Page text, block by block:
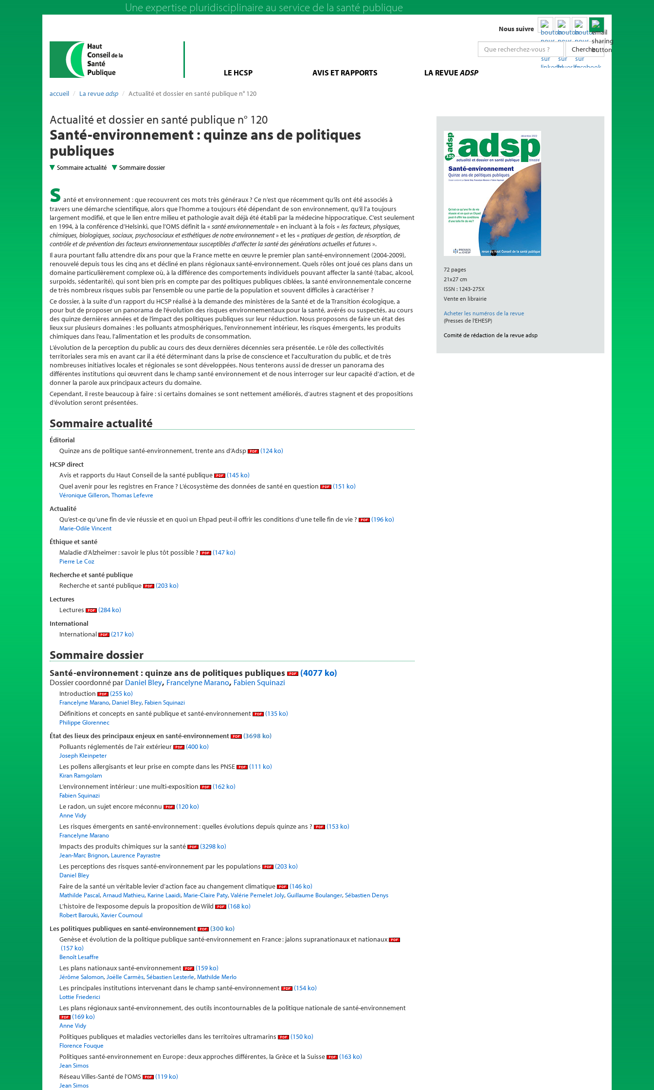
Une expertise pluridisciplinaire au service de la santé publique
Nous suivre
Chercher
LE HCSP AVIS ET RAPPORTS LA REVUEADSP
accueil La revueadsp Actualité et dossier en santé publique n° 120
Actualité et dossier en santé publique n° 120
Santé-environnement : quinze ans de politiques
publiques
Sommaire actualité Sommaire dossier
S anté et environnement : que recouvrent ces mots très généraux ? Ce n’est que récemment qu’ils ont été associés à
travers une démarche scientifique, alors que l’homme a toujours été dépendant de son environnement, qu’il l’a toujours
largement modifié, et que le lien entre milieu et pathologie avait déjà été établi par la médecine hippocratique. C’est seulement
en 1994, à la conférence d’Helsinki, que l’OMS définit la «santé environnementale» en incluant à la fois «les facteurs, physiques,
chimiques, biologiques, sociaux, psychosociaux et esthétiques de notre environnement» et les «pratiques de gestion, de résorption, de
contrôle et de prévention des facteurs environnementaux susceptibles d’affecter la santé des générations actuelles et futures».
Il aura pourtant fallu attendre dix ans pour que la France mette en œuvre le premier plan santé-environnement (2004-2009),
renouvelé depuis tous les cinq ans et décliné en plans régionaux santé-environnement. Quels rôles ont joué ces plans dans un
domaine particulièrement complexe où, à la différence des comportements individuels pouvant affecter la santé (tabac, alcool,
surpoids, sédentarité), qui sont bien pris en compte par des politiques publiques ciblées, la santé environnementale concerne
de très nombreux risques subis par l’ensemble ou une partie de la population et souvent difficiles à caractériser ?
Ce dossier, à la suite d’un rapport du HCSP réalisé à la demande des ministères de la Santé et de la Transition écologique, a
pour but de proposer un panorama de l’évolution des risques environnementaux pour la santé, avérés ou suspectés, au cours
des quinze dernières années et de l’impact des politiques publiques sur leur réduction. Nous proposons de faire un état des
lieux sur plusieurs domaines : les polluants atmosphériques, l’environnement intérieur, les risques émergents, les produits
chimiques dans l’eau, l’alimentation et les produits de consommation.
L’évolution de la perception du public au cours des deux dernières décennies sera présentée. Le rôle des collectivités
territoriales sera mis en avant car il a été déterminant dans la prise de conscience et l’acculturation du public, et de très
nombreuses initiatives locales et régionales se sont développées. Nous tenterons aussi de dresser un panorama des
différentes institutions qui œuvrent dans le champ santé environnement et de nous interroger sur leur capacité d’action, et de
donner la parole aux principaux acteurs du domaine.
Cependant, il reste beaucoup à faire : si certains domaines se sont nettement améliorés, d’autres stagnent et des propositions
d’évolution seront présentées.
Sommaire actualité
Éditorial
Quinze ans de politique santé-environnement, trente ans d’Adsp
(124 ko)
HCSP direct
Avis et rapports du Haut Conseil de la santé publique
(145 ko)
Quel avenir pour les registres en France ? L’écosystème des données de santé en question
(151 ko)
Véronique Gilleron,Thomas Lefevre
Actualité
Qu’est-ce qu’une fin de vie réussie et en quoi un Ehpad peut-il offrir les conditions d’une telle fin de vie ?
(196 ko)
Marie-Odile Vincent
Éthique et santé
Maladie d’Alzheimer : savoir le plus tôt possible ?
(147 ko)
Pierre Le Coz
Recherche et santé publique
Recherche et santé publique
(203 ko)
Lectures
Lectures
(284 ko)
International
International
(217 ko)
Sommaire dossier
Santé-environnement : quinze ans de politiques publiques (4077 ko)
Dossier coordonné par Daniel Bley, Francelyne Marano, Fabien Squinazi
Introduction (255 ko)
Francelyne Marano, Daniel Bley, Fabien Squinazi
Définitions et concepts en santé publique et santé-environnement (135 ko)
Philippe Glorennec
État des lieux des principaux enjeux en santé-environnement
(3698 ko)
Polluants réglementés de l’air extérieur
(400 ko)
Joseph Kleinpeter
Les pollens allergisants et leur prise en compte dans les PNSE (111 ko)
Kiran Ramgolam
L’environnement intérieur : une multi-exposition (162 ko)
Fabien Squinazi
Le radon, un sujet encore méconnu (120 ko)
Anne Vidy
Les risques émergents en santé-environnement : quelles évolutions depuis quinze ans ? (153 ko)
Francelyne Marano
Impacts des produits chimiques sur la santé (3298 ko)
Jean-Marc Brignon, Laurence Payrastre
Les perceptions des risques santé-environnement par les populations (203 ko)
Daniel Bley
Faire de la santé un véritable levier d’action face au changement climatique (146 ko)
Mathilde Pascal,Arnaud Mathieu, Karine Laaidi,Marie-Claire Paty,Valérie Pernelet Joly,Guillaume Boulanger,Sébastien Denys
L’histoire de l’exposome depuis la proposition de Wild (168 ko)
Robert Barouki,Xavier Coumoul
Les politiques publiques en santé-environnement
(300 ko)
Genèse et évolution de la politique publique santé-environnement en France : jalons supranationaux et nationaux
(157 ko)
Benoît Lesaffre
Les plans nationaux santé-environnement (159 ko)
Jérôme Salomon, Joëlle Carmès,Sébastien Lesterle,Mathilde Merlo
Les principales institutions intervenant dans le champ santé-environnement (154 ko)
Lottie Friederici
Les plans régionaux santé-environnement, des outils incontournables de la politique nationale de santé-environnement
(169 ko)
Anne Vidy
Politiques publiques et maladies vectorielles dans les territoires ultramarins (150 ko)
Florence Fouque
Politiques santé-environnement en Europe : deux approches différentes, la Grèce et la Suisse (163 ko)
Jean Simos
Réseau Villes-Santé de l’OMS (119 ko)
Jean Simos
72 pages
21x27 cm
ISSN : 1243-275X
Vente en librairie
Acheter les numéros de la revue
(Presses de l’EHESP)
Comité de rédaction de la revue adsp